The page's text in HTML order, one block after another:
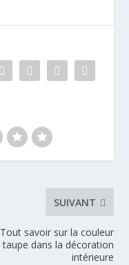
SUIVANT
Tout savoir sur la couleur
taupe dans la décoration
intérieure